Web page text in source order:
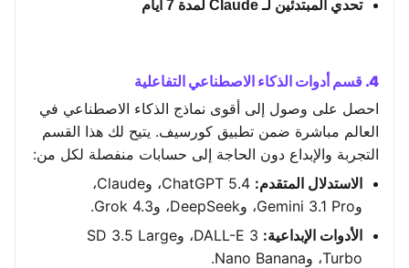
تحدي المبتدئين لـ Claude لمدة 7 أيام
4. قسم أدوات الذكاء الاصطناعي التفاعلية
احصل على وصول إلى أقوى نماذج الذكاء الاصطناعي في
العالم مباشرة ضمن تطبيق كورسيف. يتيح لك هذا القسم
التجربة والإبداع دون الحاجة إلى حسابات منفصلة لكل من:
الاستدلال المتقدم:
ChatGPT 5.4، وClaude،
وGemini 3.1 Pro، وDeepSeek، وGrok 4.3.
الأدوات الإبداعية:
DALL-E 3، وSD 3.5 Large
Turbo، وNano Banana.